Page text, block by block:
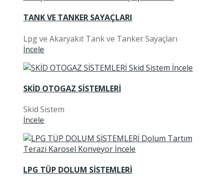
TANK VE TANKER SAYAÇLARI
Lpg ve Akaryakıt Tank ve Tanker Sayaçları
İncele
SKİD OTOGAZ SİSTEMLERİ
Skid Sistem
İncele
LPG TÜP DOLUM SİSTEMLERİ